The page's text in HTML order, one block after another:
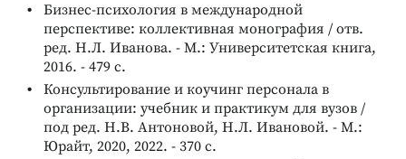
Бизнес-психология в международной
перспективе: коллективная монография / отв.
ред. Н.Л. Иванова. - М.: Университетская книга,
2016. - 479 с.
Консультирование и коучинг персонала в
организации: учебник и практикум для вузов /
под ред. Н.В. Антоновой, Н.Л. Ивановой. - М.:
Юрайт, 2020, 2022. - 370 с.